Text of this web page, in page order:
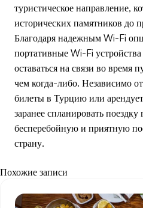
туристическое направление,
исторических памятников до
Благодаря надежным Wi-Fi
портативные Wi-Fi
оставаться на связи во время
чем когда-либо. Независимо
билеты в Турцию или
заранее спланировать поездку
бесперебойную и приятную
страну.
Похожие записи